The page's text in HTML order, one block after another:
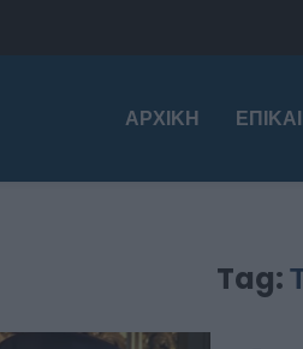
ΑΡΧΙΚΉ
Tag: